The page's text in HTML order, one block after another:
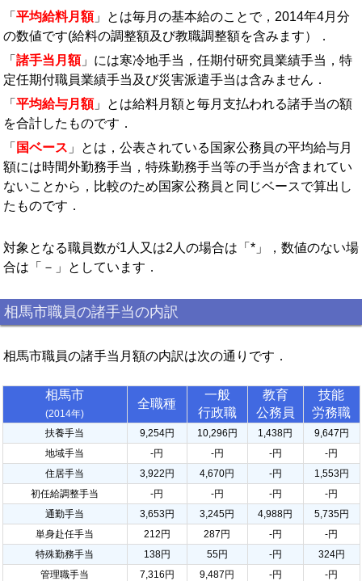
「 平均給料月額」とは毎月の基本給のことで，2014年4月分
の数値です(給料の調整額及び教職調整額を含みます）．
「 諸手当月額」には寒冷地手当，任期付研究員業績手当，特
定任期付職員業績手当及び災害派遣手当は含みません．
「 平均給与月額」とは給料月額と毎月支払われる諸手当の額
を合計したものです．
「 国ベース 」とは，公表されている国家公務員の平均給与月
額には時間外勤務手当，特殊勤務手当等の手当が含まれてい
ないことから，比較のため国家公務員と同じベースで算出し
たものです．
対象となる職員数が1人又は2人の場合は「*」，数値のない場
合は「－」としています．
相馬市職員の諸手当の内訳
相馬市職員の諸手当月額の内訳は次の通りです．
相馬市
(2014年)
全職種
一般
行政職
教育
公務員
技能
労務職
扶養手当 9,254円 10,296円 1,438円
9,647円
地域手当
-円 -円 -円
-円
住居手当
3,922円 4,670円 -円
1,553円
初任給調整手当
-円 -円 -円
-円
通勤手当
3,653円 3,245円 4,988円
5,735円
単身赴任手当
212円 287円 -円
-円
特殊勤務手当
138円 55円 -円
324円
管理職手当
7,316円 9,487円 -円
-円